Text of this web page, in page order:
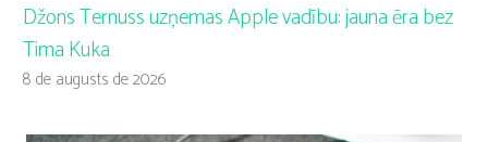
Džons Ternuss uzņemas Apple vadību: jauna ēra bez
Tima Kuka
8 de augusts de 2026